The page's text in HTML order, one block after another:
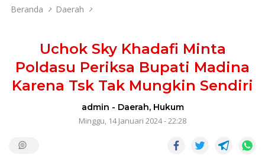
Beranda Daerah
Uchok Sky Khadafi Minta
Poldasu Periksa Bupati Madina
Karena Tsk Tak Mungkin Sendiri
admin - Daerah, Hukum
Minggu, 14 Januari 2024 - 22:28